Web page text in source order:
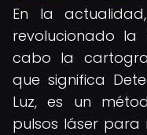
En la
revolucionado
cabo la
que significa
Luz, es un
pulsos láser para